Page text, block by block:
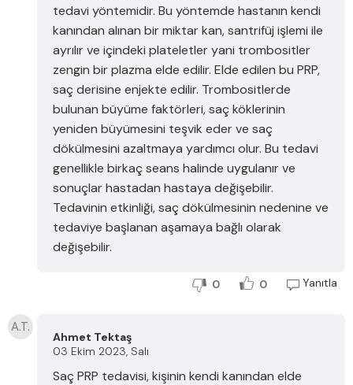
tedavi yöntemidir. Bu yöntemde hastanın kendi
kanından alınan bir miktar kan, santrifüj işlemi ile
ayrılır ve içindeki plateletler yani trombositler
zengin bir plazma elde edilir. Elde edilen bu PRP,
saç derisine enjekte edilir. Trombositlerde
bulunan büyüme faktörleri, saç köklerinin
yeniden büyümesini teşvik eder ve saç
dökülmesini azaltmaya yardımcı olur. Bu tedavi
genellikle birkaç seans halinde uygulanır ve
sonuçlar hastadan hastaya değişebilir.
Tedavinin etkinliği, saç dökülmesinin nedenine ve
tedaviye başlanan aşamaya bağlı olarak
değişebilir.
0 0 Yanıtla
A.T.
Ahmet Tektaş
03 Ekim 2023, Salı
Saç PRP tedavisi, kişinin kendi kanından elde